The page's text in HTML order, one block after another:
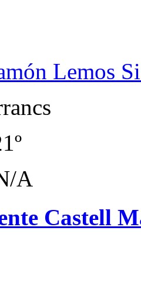
Lemos
A
Castell